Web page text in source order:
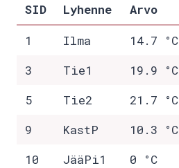
SID Lyhenne
Arvo
1
Ilma
14.7 °C
3
Tie1
19.9 °C
5
Tie2
21.7 °C
9
KastP
10.3 °C
10
JääPi1
0 °C